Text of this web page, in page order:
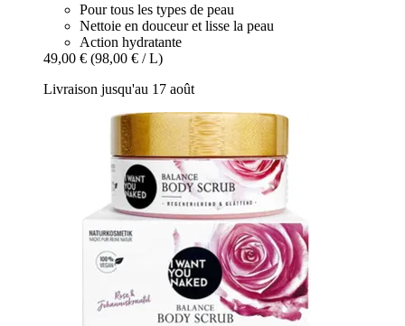
Pour tous les types de peau
Nettoie en douceur et lisse la peau
Action hydratante
49,00 € (98,00 € / L)
Livraison jusqu'au 17 août